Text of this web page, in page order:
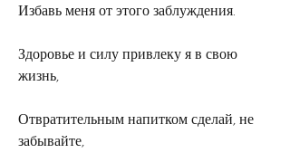
Избавь меня от этого заблуждения.
Здоровье и силу привлеку я в свою
жизнь,
Отвратительным напитком сделай, не
забывайте,